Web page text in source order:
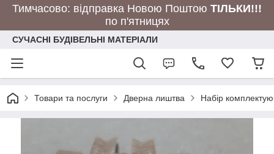
Тимчасово: відправка Новою Поштою ТІЛЬКИ!!!
по п'ятницях
СУЧАСНІ БУДІВЕЛЬНІ МАТЕРІАЛИ
Товари та послуги Дверна лиштва Набір